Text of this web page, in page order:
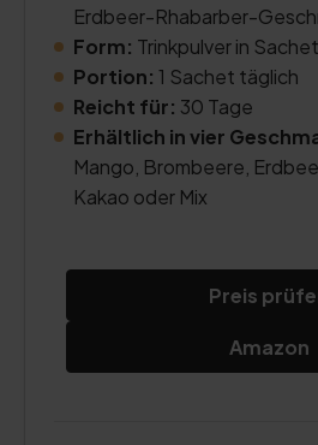
Erdbeer-Rhabarber-
Form: Trinkpulver in
Portion: 1 Sachet täglich
Reicht für: 30 Tage
Erhältlich in vier
Mango, Brombeere,
Kakao oder Mix
Preis
Amazon